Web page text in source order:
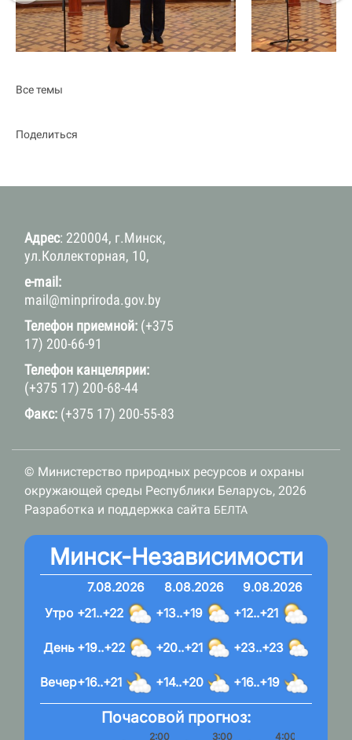
Все темы
Поделиться
Адрес: 220004, г.Минск,
ул.Коллекторная, 10,
e-mail:
mail@minpriroda.gov.by
Телефон приемной: (+375
17) 200-66-91
Телефон канцелярии:
(+375 17) 200-68-44
Факс: (+375 17) 200-55-83
© Министерство природных ресурсов и охраны
окружающей среды Республики Беларусь, 2026
Разработка и поддержка сайта БЕЛТА
Минск-Независимости
7.08.2026
+21..+22
+19..+22
+16..+21
8.08.2026
+13..+19
+20..+21
+14..+20
9.08.2026
+12..+21
+23..+23
+16..+19
Вечер
День
Утро
Почасовой прогноз:
2:00 3:00 4:00